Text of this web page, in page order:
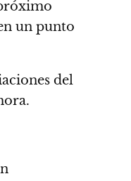
un punto
del